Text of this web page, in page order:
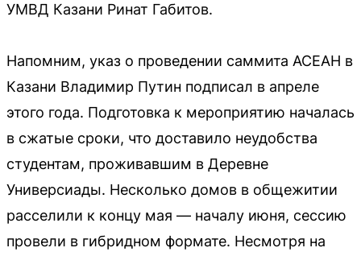
УМВД Казани Ринат Габитов.
Напомним, указ о проведении саммита АСЕАН в
Казани Владимир Путин подписал в апреле
этого года. Подготовка к мероприятию началась
в сжатые сроки, что доставило неудобства
студентам, проживавшим в Деревне
Универсиады. Несколько домов в общежитии
расселили к концу мая — началу июня, сессию
провели в гибридном формате. Несмотря на